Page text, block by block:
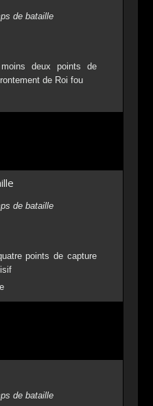
de bataille
deux points de
de Roi fou
de bataille
points de capture
de bataille